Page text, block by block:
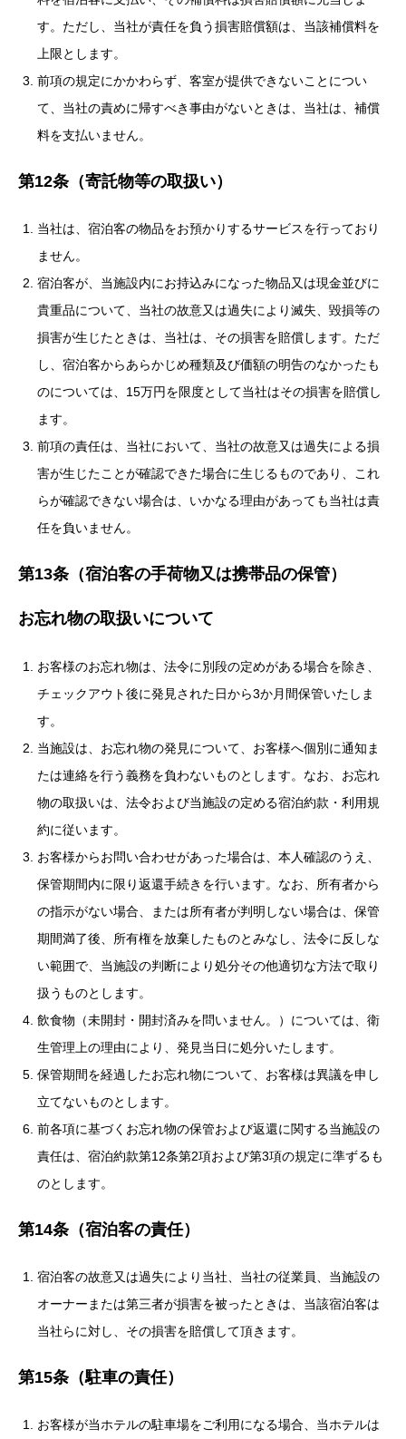
す。ただし、当社が責任を負う損害賠償額は、当該補償料を
上限とします。
前項の規定にかかわらず、客室が提供できないことについ
て、当社の責めに帰すべき事由がないときは、当社は、補償
料を支払いません。
第12条（寄託物等の取扱い）
当社は、宿泊客の物品をお預かりするサービスを行っており
ません。
宿泊客が、当施設内にお持込みになった物品又は現金並びに
貴重品について、当社の故意又は過失により滅失、毀損等の
損害が生じたときは、当社は、その損害を賠償します。ただ
し、宿泊客からあらかじめ種類及び価額の明告のなかったも
のについては、15万円を限度として当社はその損害を賠償し
ます。
前項の責任は、当社において、当社の故意又は過失による損
害が生じたことが確認できた場合に生じるものであり、これ
らが確認できない場合は、いかなる理由があっても当社は責
任を負いません。
第13条（宿泊客の手荷物又は携帯品の保管）
お忘れ物の取扱いについて
お客様のお忘れ物は、法令に別段の定めがある場合を除き、
チェックアウト後に発見された日から3か月間保管いたしま
す。
当施設は、お忘れ物の発見について、お客様へ個別に通知ま
たは連絡を行う義務を負わないものとします。なお、お忘れ
物の取扱いは、法令および当施設の定める宿泊約款・利用規
約に従います。
お客様からお問い合わせがあった場合は、本人確認のうえ、
保管期間内に限り返還手続きを行います。なお、所有者から
の指示がない場合、または所有者が判明しない場合は、保管
期間満了後、所有権を放棄したものとみなし、法令に反しな
い範囲で、当施設の判断により処分その他適切な方法で取り
扱うものとします。
飲食物（未開封・開封済みを問いません。）については、衛
生管理上の理由により、発見当日に処分いたします。
保管期間を経過したお忘れ物について、お客様は異議を申し
立てないものとします。
前各項に基づくお忘れ物の保管および返還に関する当施設の
責任は、宿泊約款第12条第2項および第3項の規定に準ずるも
のとします。
第14条（宿泊客の責任）
宿泊客の故意又は過失により当社、当社の従業員、当施設の
オーナーまたは第三者が損害を被ったときは、当該宿泊客は
当社らに対し、その損害を賠償して頂きます。
第15条（駐車の責任）
お客様が当ホテルの駐車場をご利用になる場合、当ホテルは